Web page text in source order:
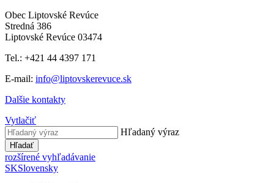
Obec Liptovské Revúce
Stredná 386
Liptovské Revúce 03474
Tel.: +421 44 4397 171
E-mail: info@liptovskerevuce.sk
Dalšie kontakty
Vytlačiť
Hľadaný výraz
Hľadať
rozšírené vyhľadávanie
SKSlovensky